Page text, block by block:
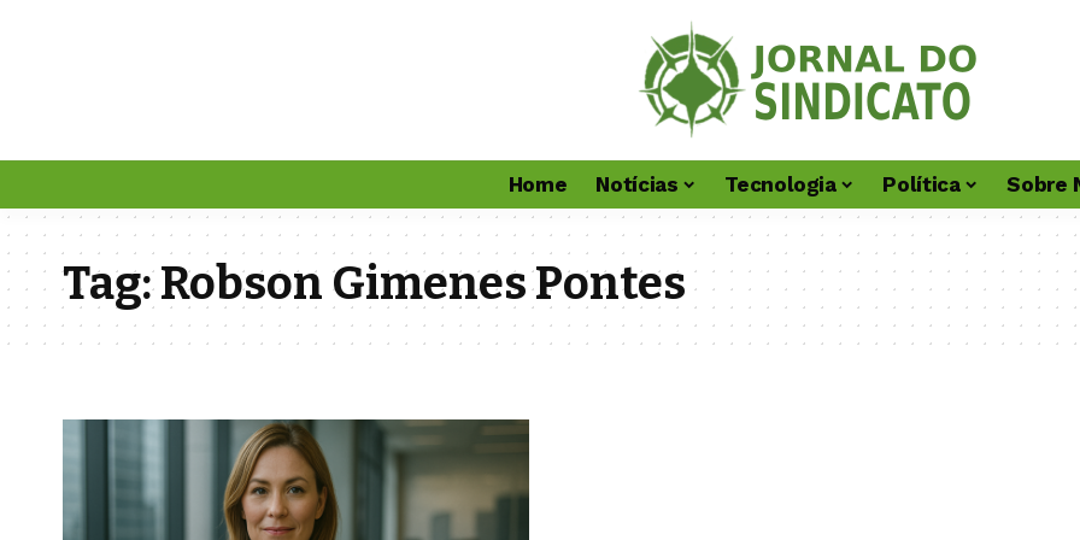
Home Notícias Tecnologia Política Sobre
Tag:Robson Gimenes Pontes